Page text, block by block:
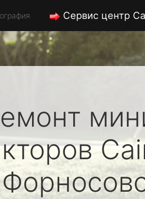
Сервис центр